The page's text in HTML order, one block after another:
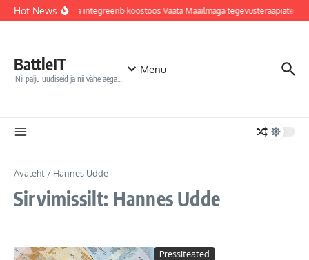
Sisu juurde
Hot NewsJõhvi haigla integreerib koostöös Vaata Maailmaga
BattleIT
Nii palju uudiseid ja nii vähe aega…
Menu
Avaleht / Hannes Udde
Sirvimissilt: Hannes Udde
Pressiteated